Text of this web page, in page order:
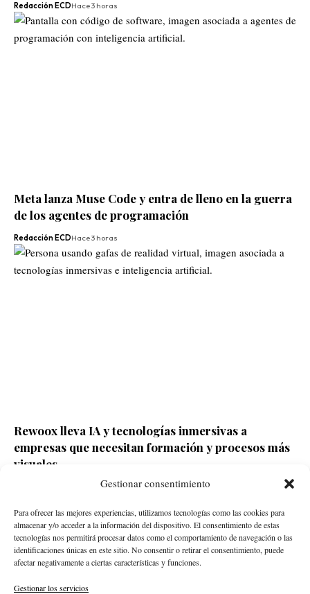
Gestionar consentimiento
Para ofrecer las mejores experiencias, utilizamos tecnologías como las cookies para
almacenar y/o acceder a la información del dispositivo. El consentimiento de estas
tecnologías nos permitirá procesar datos como el comportamiento de navegación o las
identificaciones únicas en este sitio. No consentir o retirar el consentimiento, puede
afectar negativamente a ciertas características y funciones.
Gestionar los servicios
Redacción ECDHace 3 horas
Meta lanza Muse Code y entra de lleno en la guerra
de los agentes de programación
Redacción ECDHace 3 horas
Rewoox lleva IA y tecnologías inmersivas a
empresas que necesitan formación y procesos más
visuales
Hace 3 horas